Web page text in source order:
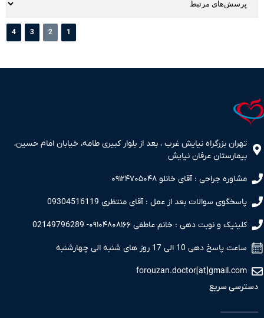
1
2
3
4
تهران بزرگراه نیایش غرب ، بعد از بلوار کبیری طامه، خیابان امام حسین،
بیمارستان عرفان نیایش
مشاوره جراحی : آقای خانلو ۰۹۱۲۴۷۰۵۰۴۸
پاسخگوی سوالات بعد از عمل : آقای منتظری 09304516119
کلینیک و نوبت دهی : خانم عاطفی ۰۹۱۰۴۸۰۸۱۶۶- 02149796289
ساعت پاسخ دهی 10 الی 17 روز های شنبه الی چهارشنبه
forouzan.doctor[at]gmail.com
دسترسی سریع